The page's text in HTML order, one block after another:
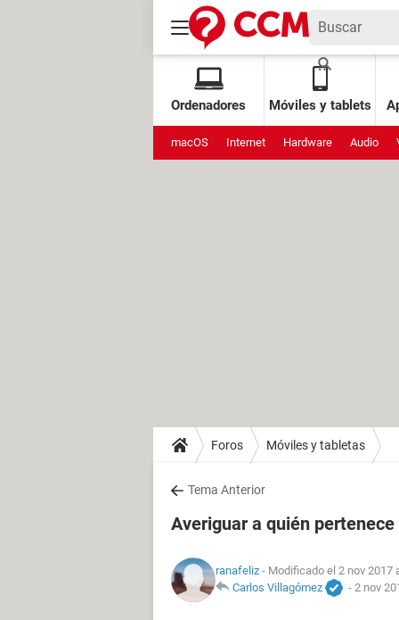
Ordenadores Móviles y tablets
macOS Internet Hardware Audio
Foros Móviles y tabletas
Tema Anterior
Averiguar a quién
ranafeliz - Modificado el 2 nov 2017
Carlos Villagómez
- 2 nov